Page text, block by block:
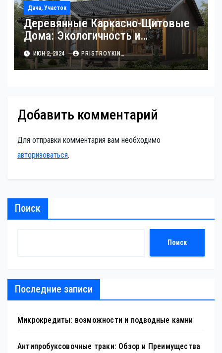
Дача, Участок
Деревянные Каркасно-Щитовые
Дома: Экологичность и
Практичность
ИЮН 2, 2024 PRISTROYKIN_
Добавить комментарий
Для отправки комментария вам необходимо
авторизоваться.
Поиск
Поиск
Последние записи
Микрокредиты: возможности и подводные камни
Антипробуксовочные траки: Обзор и Преимущества